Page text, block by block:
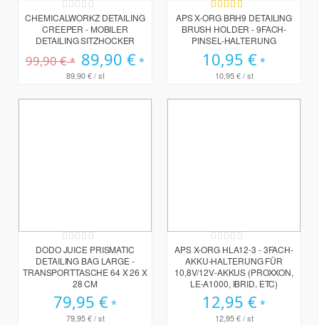
Rating:
0%
CHEMICALWORKZ DETAILING
CREEPER - MOBILER
DETAILING SITZHOCKER
99,90 € Sonderpreis
89,90 €
89,90 €/ st
Bewertung:
100%
APS X-ORG BRH9 DETAILING
BRUSH HOLDER - 9FACH-
PINSEL-HALTERUNG
10,95 €
10,95 €/ st
Rating:
0%
DODO JUICE PRISMATIC
DETAILING BAG LARGE -
TRANSPORTTASCHE 64 X 26 X
28 CM
79,95 €
79,95 €/ st
Rating:
0%
APS X-ORG HLA12-3 - 3FACH-
AKKU-HALTERUNG FÜR
10,8V/12V-AKKUS (PROXXON,
LE-A1000, IBRID, ETC)
12,95 €
12,95 €/ st